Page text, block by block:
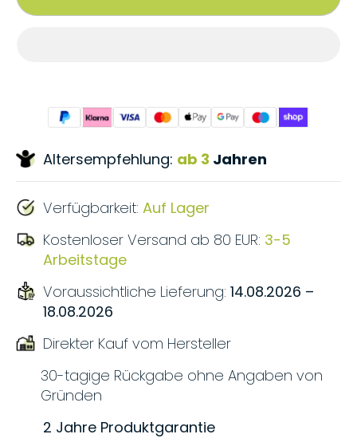
Altersempfehlung: ab 3 Jahren
Verfügbarkeit: Auf Lager
Kostenloser Versand ab 80 EUR: 3-5
Arbeitstage
Voraussichtliche Lieferung: 14.08.2026 –
18.08.2026
Direkter Kauf vom Hersteller
30-tagige Rückgabe ohne Angaben von
Gründen
2 Jahre Produktgarantie